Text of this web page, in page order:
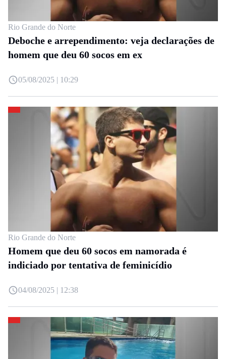
Rio Grande do Norte
Deboche e arrependimento: veja declarações de
homem que deu 60 socos em ex
05/08/2025 | 10:29
Rio Grande do Norte
Homem que deu 60 socos em namorada é
indiciado por tentativa de feminicídio
04/08/2025 | 12:38